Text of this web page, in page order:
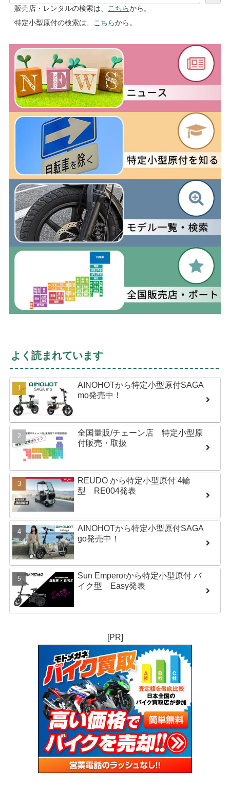
販売店・レンタルの検索は、 こちらから。
特定小型原付の検索は、
こちらから。
よく読まれています
AINOHOTから特定小型原付SAGA
mo発売中！
全国量販/チェーン店 特定小型原
付販売・取扱
REUDO から特定小型原付 4輪
型 RE004発表
AINOHOTから特定小型原付SAGA
go発売中！
Sun Emperorから特定小型原付 バ
イク型 Easy発表
[PR]